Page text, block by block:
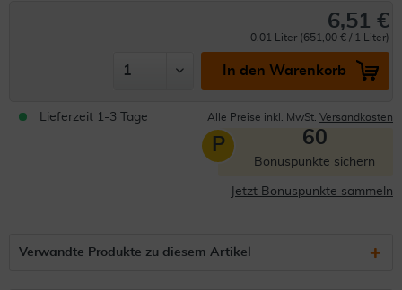
6,51 €
0.01 Liter (651,00 € / 1 Liter)
In den Warenkorb
Lieferzeit 1-3 Tage Alle Preise inkl. MwSt. Versandkosten
P 60
Bonuspunkte sichern
Jetzt Bonuspunkte sammeln
Verwandte Produkte zu diesem Artikel